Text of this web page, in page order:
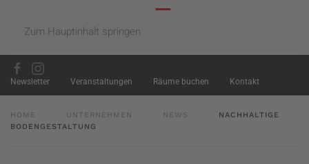
Zum Hauptinhalt springen
Newsletter Veranstaltungen Räume buchen Kontakt
HOME UNTERNEHMEN NEWS
NACHHALTIGE
BODENGESTALTUNG